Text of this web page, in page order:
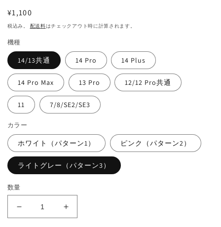
開
通
常
格
¥1,100
税込み。 配送料はチェックアウト時に計算されます。
機種
14/13共通 14 Pro 14 Plus
14 Pro Max 13 Pro 12/12 Pro共通
11 7/8/SE2/SE3
カラー
ホワイト（パターン1） ピンク（パターン2）
ライトグレー（パターン3）
数量
iPhone
14
iPhone
14